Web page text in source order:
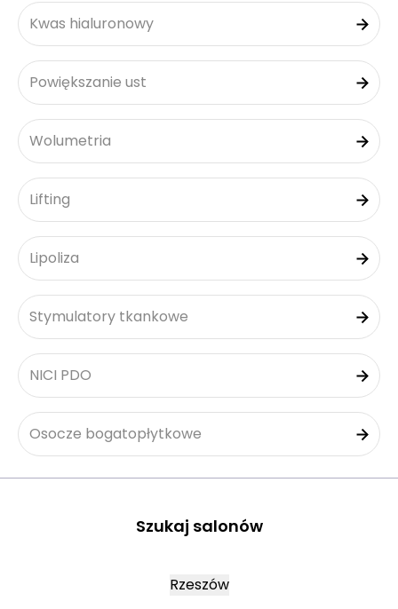
Kwas hialuronowy
Powiększanie ust
Wolumetria
Lifting
Lipoliza
Stymulatory tkankowe
NICI PDO
Osocze bogatopłytkowe
Szukaj salonów
Rzeszów